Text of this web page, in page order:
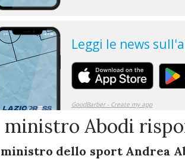
ministro Abodi
dello sport Andrea